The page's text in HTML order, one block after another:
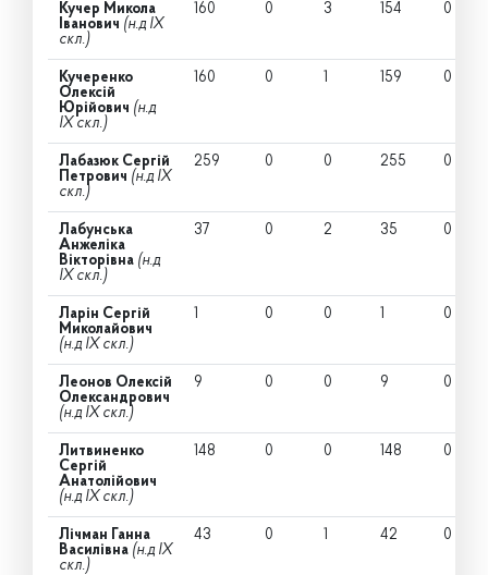
Кучер Микола
Іванович (н.д IX
скл.)
160 0 3 154 0
Кучеренко
Олексій
Юрійович (н.д
IX скл.)
160 0 1 159 0
Лабазюк Сергій
Петрович (н.д IX
скл.)
259 0 0 255 0
Лабунська
Анжеліка
Вікторівна (н.д
IX скл.)
37 0 2 35 0
Ларін Сергій
Миколайович
(н.д IX скл.)
1 0 0 1 0
Леонов Олексій
Олександрович
(н.д IX скл.)
9 0 0 9 0
Литвиненко
Сергій
Анатолійович
(н.д IX скл.)
148 0 0 148 0
Лічман Ганна
Василівна (н.д IX
скл.)
43 0 1 42 0